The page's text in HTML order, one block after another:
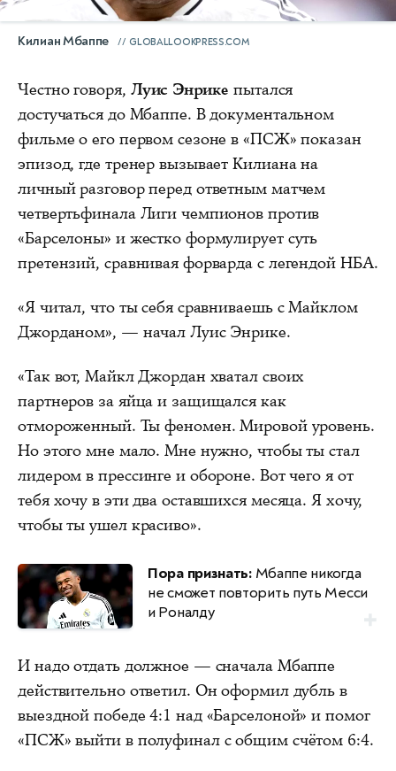
Килиан Мбаппе GLOBALLOOKPRESS.COM
Честно говоря, Луис Энрике пытался
достучаться до Мбаппе. В документальном
фильме о его первом сезоне в «ПСЖ» показан
эпизод, где тренер вызывает Килиана на
личный разговор перед ответным матчем
четвертьфинала Лиги чемпионов против
«Барселоны» и жестко формулирует суть
претензий, сравнивая форварда с легендой НБА.
«Я читал, что ты себя сравниваешь с Майклом
Джорданом», — начал Луис Энрике.
«Так вот, Майкл Джордан хватал своих
партнеров за яйца и защищался как
отмороженный. Ты феномен. Мировой уровень.
Но этого мне мало. Мне нужно, чтобы ты стал
лидером в прессинге и обороне. Вот чего я от
тебя хочу в эти два оставшихся месяца. Я хочу,
чтобы ты ушел красиво».
Пора признать:Мбаппе никогда
не сможет повторить путь Месси
и Роналду
И надо отдать должное — сначала Мбаппе
действительно ответил. Он оформил дубль в
выездной победе 4:1 над «Барселоной» и помог
«ПСЖ» выйти в полуфинал с общим счётом 6:4.